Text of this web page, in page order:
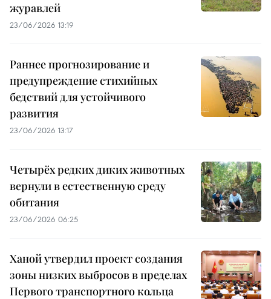
журавлей
23/06/2026 13:19
Раннее прогнозирование и
предупреждение стихийных
бедствий для устойчивого
развития
23/06/2026 13:17
Четырёх редких диких животных
вернули в естественную среду
обитания
23/06/2026 06:25
Ханой утвердил проект создания
зоны низких выбросов в пределах
Первого транспортного кольца